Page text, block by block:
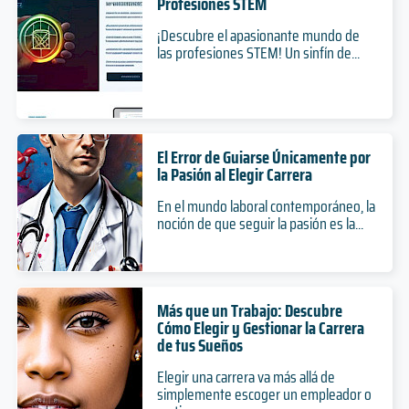
1 años
Duración
Diplomado
Nivel
4 años
Duración
Doctorado
Nivel
Presencial
Modalidad
Ciencias mención Ecología y Evolución
4 años
Duración
Doctorado
Nivel
Presencial
Modalidad
Nivel
Presencial
Modalidad
Programa de Especialización en Obstetricia y
Ginecología
3 años
Duración
Especialización
Nivel
Presencial
Programa de Especialización en Ortopedia y
Traumatología
Presencial
Modalidad
Auditoría
5 años
Duración
Grado
Nivel
Presencial
Modalidad
Biología Marina
5 años
Duración
Grado
2 años
Duración
Magíster
Nivel
Presencial
Ciencias mención Producción Animal
2 años
Duración
Magíster
Nivel
Presencial
Modalidad
Ciencias mención Salud Animal
¡Descubre el apasionante mundo de
las profesiones STEM! Un sinfín de...
El Error de Guiarse Únicamente por
la Pasión al Elegir Carrera
En el mundo laboral contemporáneo, la
noción de que seguir la pasión es la...
Más que un Trabajo: Descubre
Cómo Elegir y Gestionar la Carrera
de tus Sueños
Elegir una carrera va más allá de
simplemente escoger un empleador o